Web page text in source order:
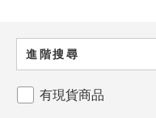
進階搜尋
有現貨商品